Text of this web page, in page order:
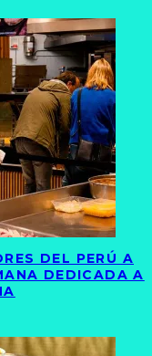
DEL PERÚ A
DEDICADA A